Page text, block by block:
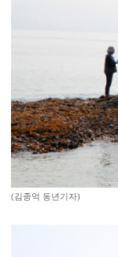
(김종억 동년기자)